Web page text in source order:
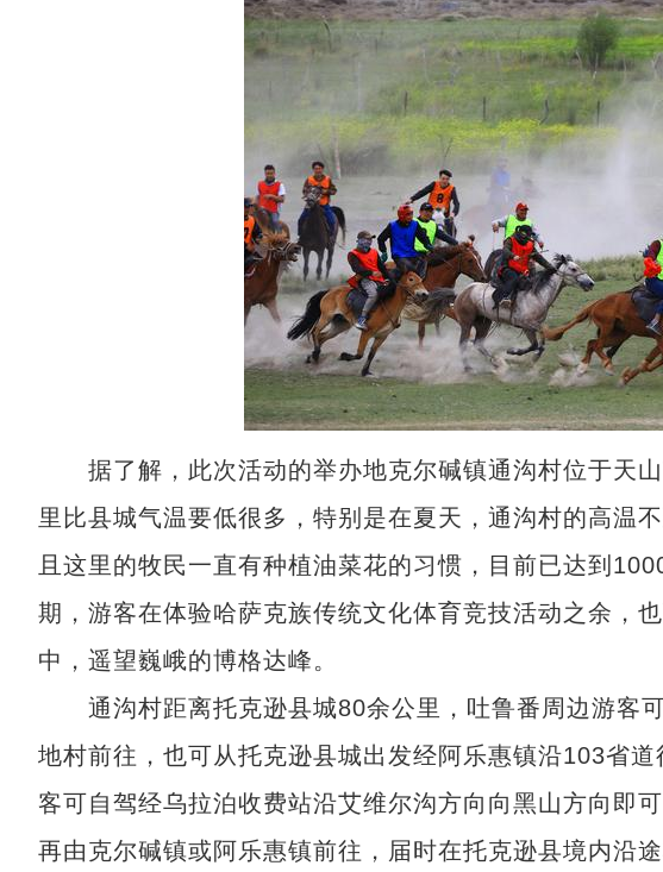
据了解，此次活动的举办地克尔碱镇通沟村位于天山
里比县城气温要低很多，特别是在夏天，通沟村的高温
且这里的牧民一直有种植油菜花的习惯，目前已达到
期，游客在体验哈萨克族传统文化体育竞技活动之余，
中，遥望巍峨的博格达峰。
通沟村距离托克逊县城80余公里，吐鲁番周边游客
地村前往，也可从托克逊县城出发经阿乐惠镇沿103省
客可自驾经乌拉泊收费站沿艾维尔沟方向向黑山方向即
再由克尔碱镇或阿乐惠镇前往，届时在托克逊县境内沿